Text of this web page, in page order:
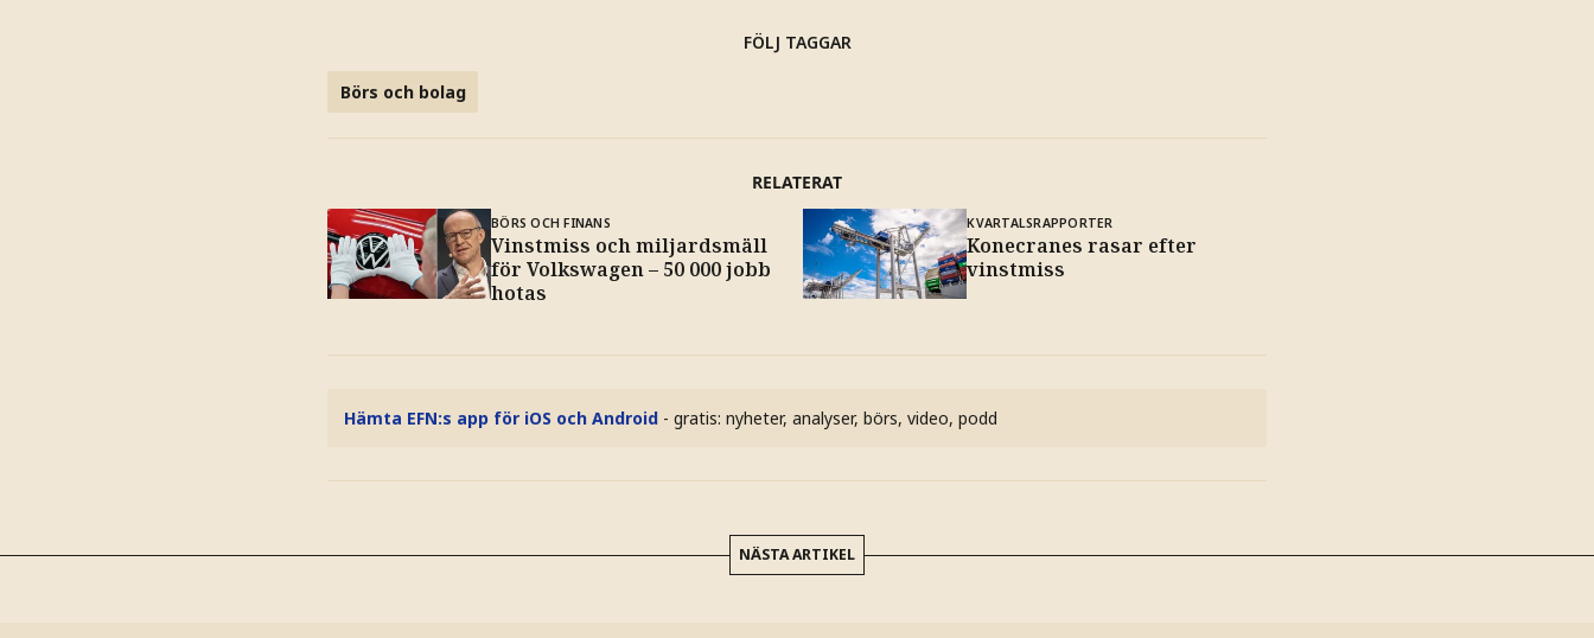
FÖLJ TAGGAR
Börs och bolag
RELATERAT
BÖRS OCH FINANS
Vinstmiss och miljardsmäll
för Volkswagen – 50 000 jobb
hotas
KVARTALSRAPPORTER
Konecranes rasar efter
vinstmiss
Hämta EFN:s app för iOS och Android - gratis: nyheter, analyser, börs, video, podd
NÄSTA ARTIKEL